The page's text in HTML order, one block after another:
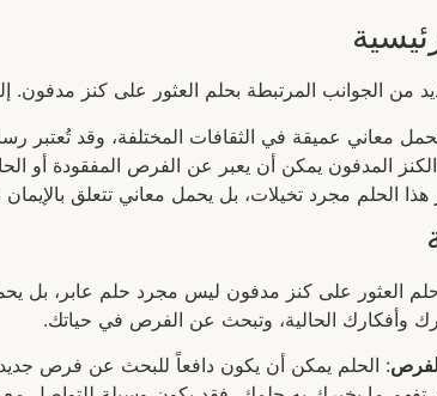
من الجوانب المرتبطة بحلم العثور على كنز مدفون.
تحمل معاني عميقة في الثقافات المختلفة، وقد تُعتبر
المدفون يمكن أن يعبر عن الفرص المفقودة أو
هذا الحلم مجرد تخيلات، بل يحمل معاني تتعلق
العثور على كنز مدفون ليس مجرد حلم عابر، بل
وأفكارك الحالية، وتبحث عن الفرص في حياتك.
: الحلم يمكن أن يكون دافعاً للبحث عن فرص